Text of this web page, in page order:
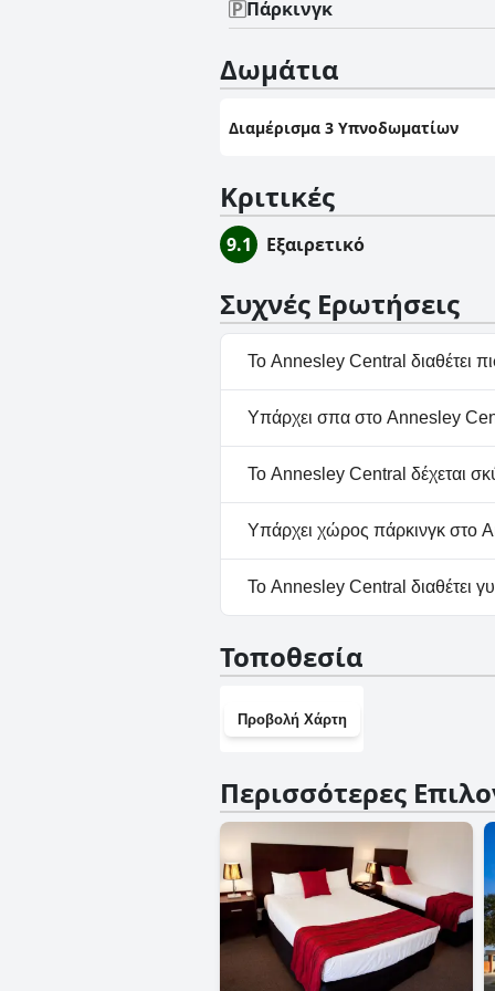
Πάρκινγκ
Δωμάτια
Διαμέρισμα 3 Υπνοδωματίων
Κριτικές
9.1 Εξαιρετικό
Συχνές Ερωτήσεις
Το Annesley Central διαθέτει
Όχι, το Annesley Central δεν
Υπάρχει σπα στο Annesley
Όχι, το Annesley Central δεν
Το Annesley Central δέχεται
Όχι, το Annesley Central δεν
Υπάρχει χώρος πάρκινγκ στο
Ναι, υπάρχουν
Το Annesley Central διαθέτει
Τοποθεσία
Προβολή Χάρτη
Περισσότερες